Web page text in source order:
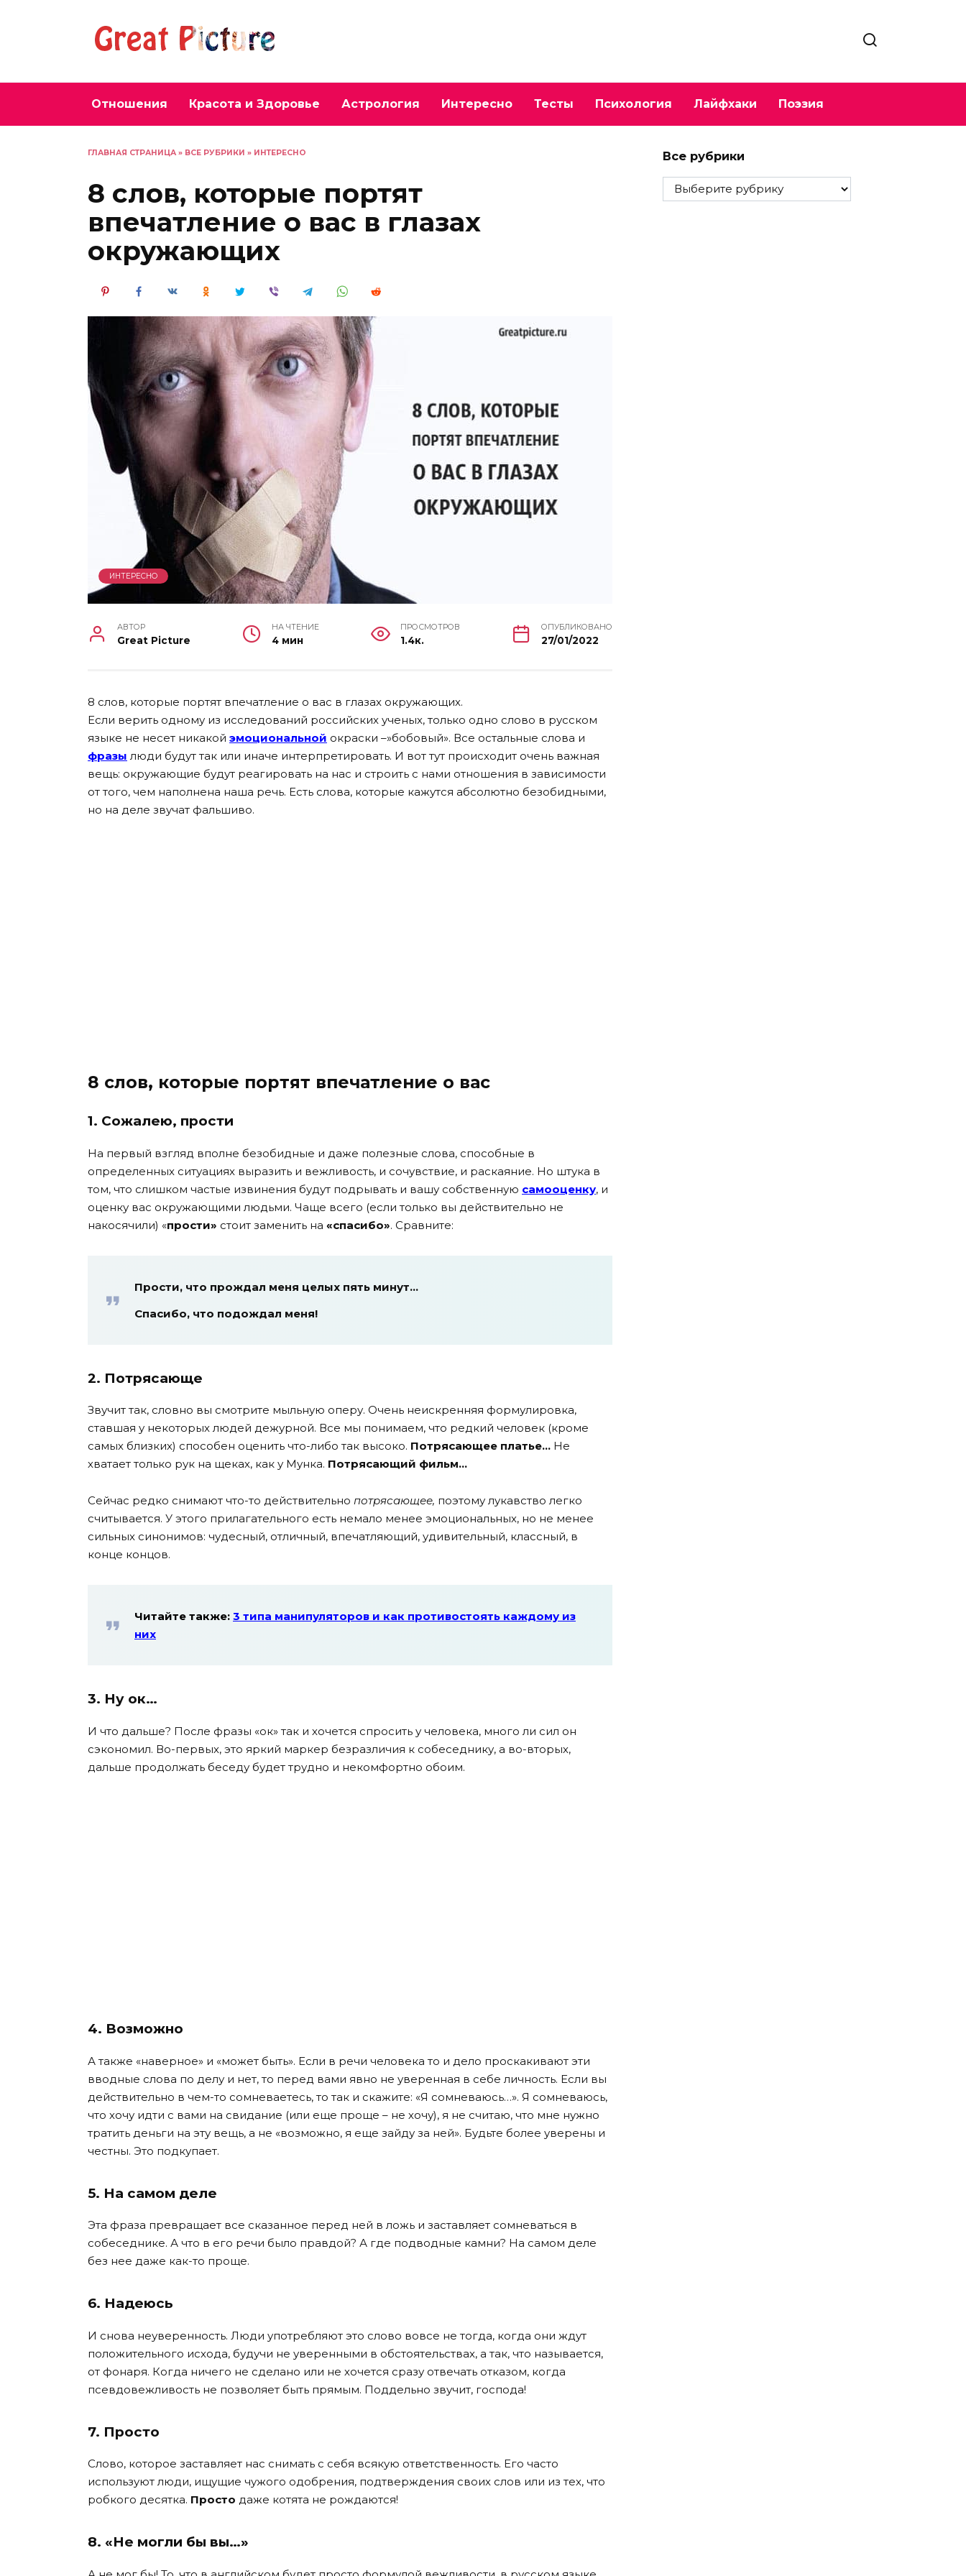
Отношения Красота и Здоровье Астрология Интересно Тесты Психология Лайфхаки Поэзия
ГЛАВНАЯ СТРАНИЦА » ВСЕ РУБРИКИ » ИНТЕРЕСНО
8 слов, которые портят
впечатление о вас в глазах
окружающих
ИНТЕРЕСНО
АВТОР
Great Picture
НА ЧТЕНИЕ
4 мин
ПРОСМОТРОВ
1.4к.
ОПУБЛИКОВАНО
27/01/2022
8 слов, которые портят впечатление о вас в глазах окружающих.
Если верить одному из исследований российских ученых, только одно слово в русском
языке не несет никакой эмоциональной окраски –»бобовый». Все остальные слова и
фразы люди будут так или иначе интерпретировать. И вот тут происходит очень важная
вещь: окружающие будут реагировать на нас и строить с нами отношения в зависимости
от того, чем наполнена наша речь. Есть слова, которые кажутся абсолютно безобидными,
но на деле звучат фальшиво.
8 слов, которые портят впечатление о вас
1. Cожалею, прости
На первый взгляд вполне безобидные и даже полезные слова, способные в
определенных ситуациях выразить и вежливость, и сочувствие, и раскаяние. Но штука в
том, что слишком частые извинения будут подрывать и вашу собственную самооценку, и
оценку вас окружающими людьми. Чаще всего (если только вы действительно не
накосячили) «прости» стоит заменить на «спасибо». Сравните:
Прости, что прождал меня целых пять минут…
Спасибо, что подождал меня!
2. Потрясающе
Звучит так, словно вы смотрите мыльную оперу. Очень неискренняя формулировка,
ставшая у некоторых людей дежурной. Все мы понимаем, что редкий человек (кроме
самых близких) способен оценить что-либо так высоко. Потрясающее платье… Не
хватает только рук на щеках, как у Мунка. Потрясающий фильм…
Сейчас редко снимают что-то действительно потрясающее, поэтому лукавство легко
считывается. У этого прилагательного есть немало менее эмоциональных, но не менее
сильных синонимов: чудесный, отличный, впечатляющий, удивительный, классный, в
конце концов.
Читайте также: 3 типа манипуляторов и как противостоять каждому из
них
3. Ну ок…
И что дальше? После фразы «ок» так и хочется спросить у человека, много ли сил он
сэкономил. Во-первых, это яркий маркер безразличия к собеседнику, а во-вторых,
дальше продолжать беседу будет трудно и некомфортно обоим.
4. Возможно
А также «наверное» и «может быть». Если в речи человека то и дело проскакивают эти
вводные слова по делу и нет, то перед вами явно не уверенная в себе личность. Если вы
действительно в чем-то сомневаетесь, то так и скажите: «Я сомневаюсь…». Я сомневаюсь,
что хочу идти с вами на свидание (или еще проще – не хочу), я не считаю, что мне нужно
тратить деньги на эту вещь, а не «возможно, я еще зайду за ней». Будьте более уверены и
честны. Это подкупает.
5. На самом деле
Эта фраза превращает все сказанное перед ней в ложь и заставляет сомневаться в
собеседнике. А что в его речи было правдой? А где подводные камни? На самом деле
без нее даже как-то проще.
6. Надеюсь
И снова неуверенность. Люди употребляют это слово вовсе не тогда, когда они ждут
положительного исхода, будучи не уверенными в обстоятельствах, а так, что называется,
от фонаря. Когда ничего не сделано или не хочется сразу отвечать отказом, когда
псевдовежливость не позволяет быть прямым. Поддельно звучит, господа!
7. Просто
Слово, которое заставляет нас снимать с себя всякую ответственность. Его часто
используют люди, ищущие чужого одобрения, подтверждения своих слов или из тех, что
робкого десятка. Просто даже котята не рождаются!
8. «Не могли бы вы…»
Все рубрики
Все
рубрики